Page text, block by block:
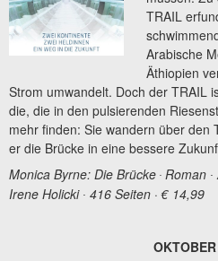
TRAIL
Arabische
Äthiopien
Strom umwandelt. Doch der TRAIL
die, die in den pulsierenden
mehr finden: Sie wandern über den
er die Brücke in eine bessere
Monica Byrne: Die Brücke ∙ Roman
Irene Holicki ∙ 416 Seiten · € 14,99